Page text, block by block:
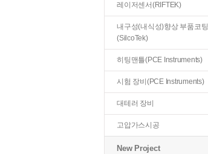
레이저센서(RIFTEK)
내구성(내식성)향상 부품코팅
(SilcoTek)
히팅맨틀(PCE Instruments)
시험 장비(PCE Instruments)
대테러 장비
고압가스시공
New Project